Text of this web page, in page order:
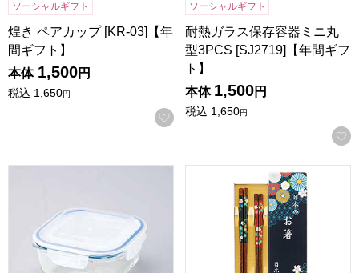
ソーシャルギフト
煌き ペアカップ [KR-03]【年
間ギフト】
本体 1,500円
税込 1,650円
お気に入りに登録する
ソーシャルギフト
耐熱ガラス保存容器ミニ丸
型3PCS [SJ2719]【年間ギフ
ト】
本体 1,500円
税込 1,650円
レッシュ 耐熱ガラス容器800ml [ME-7423]【年間ギフト】
百花繚乱 花友禅セット [S-